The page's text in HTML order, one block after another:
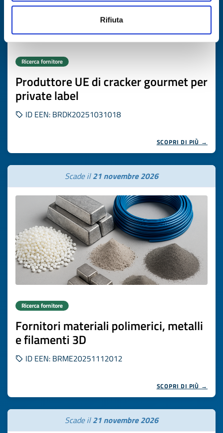
Rifiuta
Ricerca fornitore
Produttore UE di cracker gourmet per
private label
ID EEN: BRDK20251031018
SCOPRI DI PIÙ →
Scade il21 novembre 2026
Ricerca fornitore
Fornitori materiali polimerici, metalli
e filamenti 3D
ID EEN: BRME20251112012
SCOPRI DI PIÙ →
Scade il21 novembre 2026